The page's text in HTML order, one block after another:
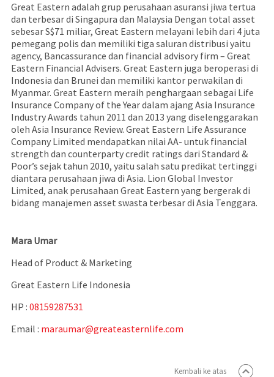
Great Eastern adalah grup perusahaan asuransi jiwa tertua
dan terbesar di Singapura dan Malaysia Dengan total asset
sebesar S$71 miliar, Great Eastern melayani lebih dari 4 juta
pemegang polis dan memiliki tiga saluran distribusi yaitu
agency, Bancassurance dan financial advisory firm – Great
Eastern Financial Advisers. Great Eastern juga beroperasi di
Indonesia dan Brunei dan memiliki kantor perwakilan di
Myanmar. Great Eastern meraih penghargaan sebagai Life
Insurance Company of the Year dalam ajang Asia Insurance
Industry Awards tahun 2011 dan 2013 yang diselenggarakan
oleh Asia Insurance Review. Great Eastern Life Assurance
Company Limited mendapatkan nilai AA- untuk financial
strength dan counterparty credit ratings dari Standard &
Poor’s sejak tahun 2010, yaitu salah satu predikat tertinggi
diantara perusahaan jiwa di Asia. Lion Global Investor
Limited, anak perusahaan Great Eastern yang bergerak di
bidang manajemen asset swasta terbesar di Asia Tenggara.
Mara Umar
Head of Product & Marketing
Great Eastern Life Indonesia
HP : 08159287531
Email : maraumar@greateasternlife.com
Kembali ke atas